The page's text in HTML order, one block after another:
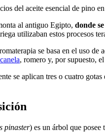
del aceite esencial de pino
al antiguo Egipto, donde
utilizaban estos procesos
se basa en el uso
canela, romero y, por supuesto,
se aplican tres o cuatro
pinaster) es un árbol que posee